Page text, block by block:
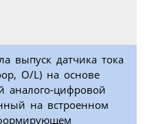
выпуск датчика тока
O/L) на основе
аналого-цифровой
на встроенном